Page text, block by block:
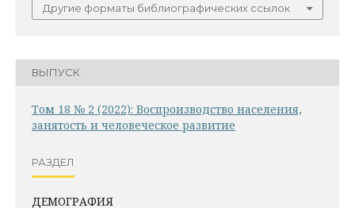
Другие форматы библиографических ссылок
ВЫПУСК
Том 18 № 2 (2022): Воспроизводство населения,
занятость и человеческое развитие
РАЗДЕЛ
ДЕМОГРАФИЯ